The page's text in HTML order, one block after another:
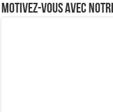
Motivez-vous avec